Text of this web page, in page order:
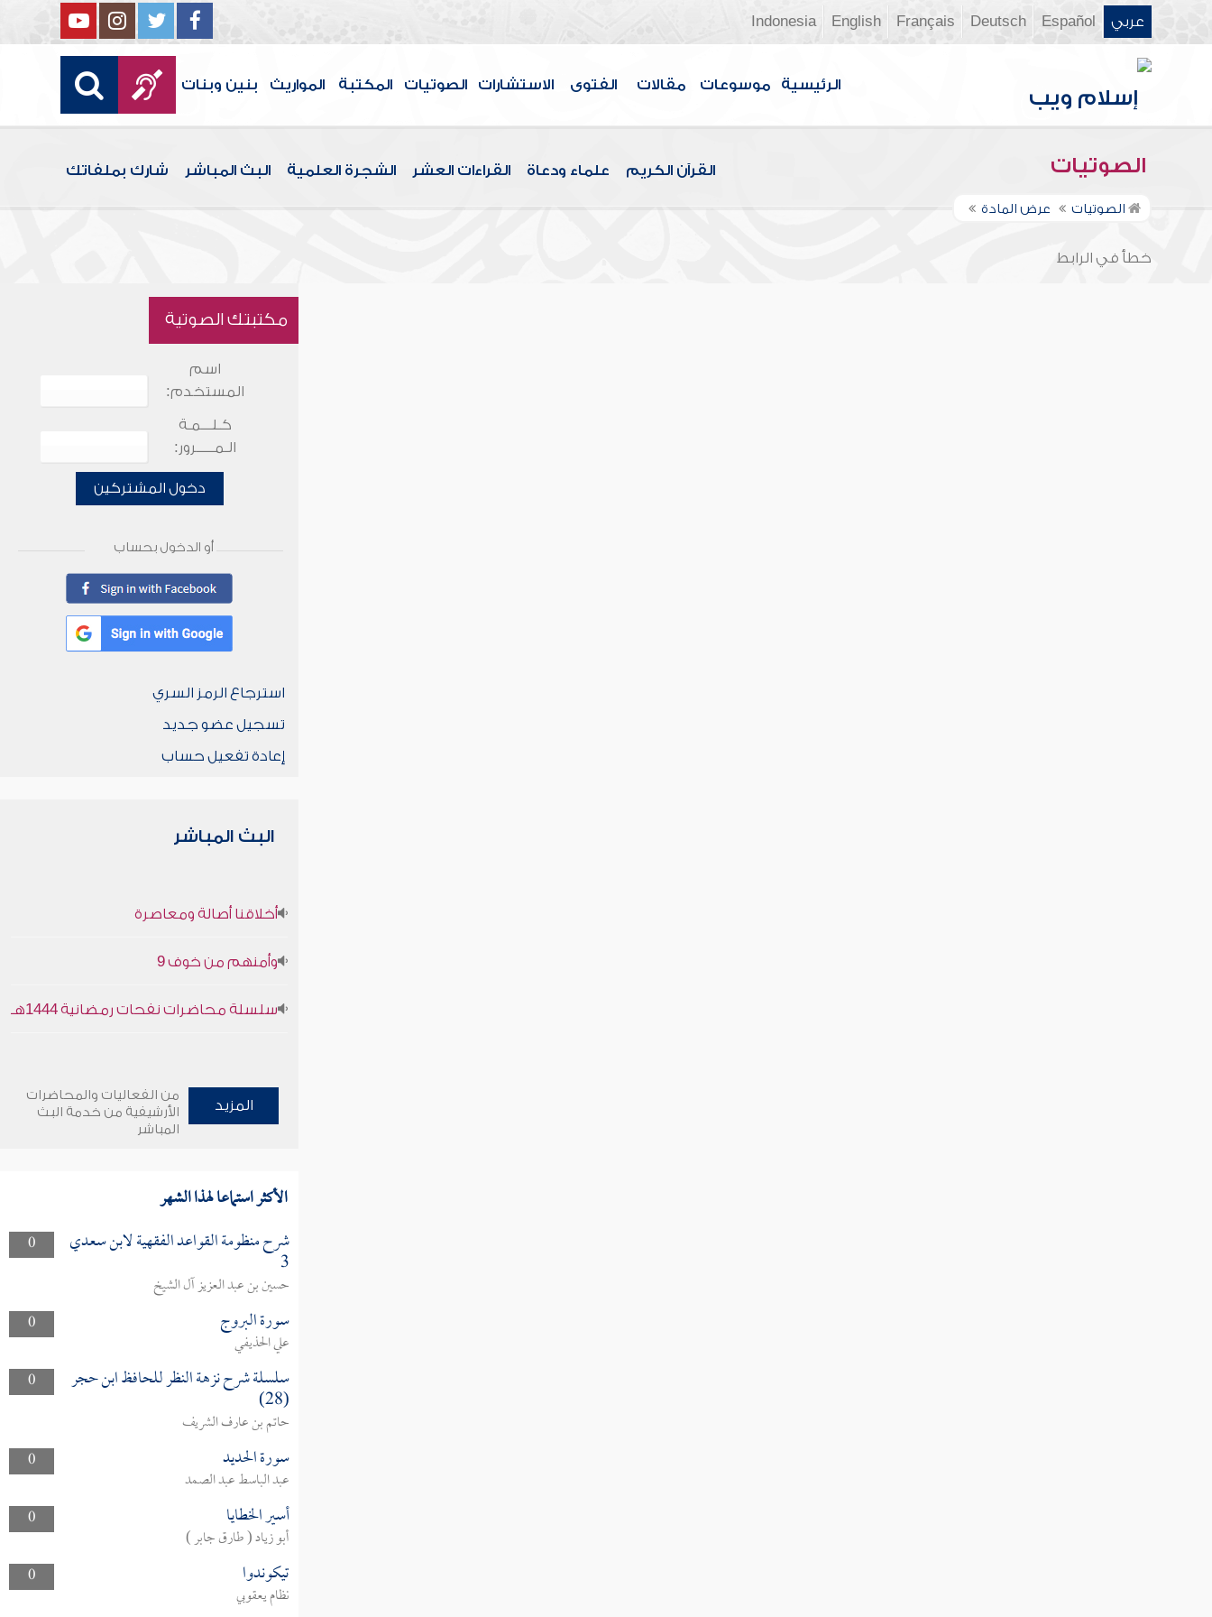
عربي Español
Deutsch
Français
English
Indonesia
الرئيسية موسوعات مقالات الفتوى الاستشارات الصوتيات المكتبة المواريث بنين وبنات
الصوتيات القرآن الكريم علماء ودعاة القراءات العشر الشجرة العلمية البث المباشر شارك بملفاتك
الصوتيات عرض المادة
خطأ في الرابط
مكتبتك الصوتية
اسم
المستخدم:
كـلـــمـة
الـمـــــرور:
دخول المشتركين
أو الدخول بحساب
استرجاع الرمز السري
تسجيل عضو جديد
إعادة تفعيل حساب
البث المباشر
أخلاقنا أصالة ومعاصرة
وأمنهم من خوف 9
سلسلة محاضرات نفحات رمضانية 1444هـ
المزيد
من الفعاليات والمحاضرات
الأرشيفية من خدمة البث
المباشر
الأكثر استماعا لهذا الشهر
0 شرح منظومة القواعد الفقهية لابن سعدي
3
حسين بن عبد العزيز آل الشيخ
0
سورة البروج
علي الحذيفي
0
سلسلة شرح نزهة النظر للحافظ ابن حجر
(28)
حاتم بن عارف الشريف
0
سورة الحديد
عبد الباسط عبد الصمد
0
أسير الخطايا
أبو زياد ( طارق جابر )
0
تيكوندوا
نظام يعقوبي